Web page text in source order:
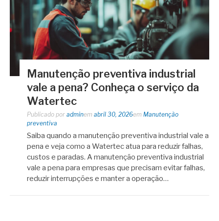
Manutenção preventiva industrial
vale a pena? Conheça o serviço da
Watertec
Publicado por adminem abril 30, 2026em Manutenção
preventiva
Saiba quando a manutenção preventiva industrial vale a
pena e veja como a Watertec atua para reduzir falhas,
custos e paradas. A manutenção preventiva industrial
vale a pena para empresas que precisam evitar falhas,
reduzir interrupções e manter a operação…